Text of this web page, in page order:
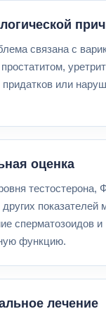
связана с
или
оценка
тестостерона,
других показателей
сперматозоидов и
функцию.
лечение